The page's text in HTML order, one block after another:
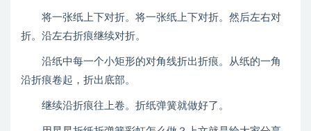
将一张纸上下对折。将一张纸上下对折。然后左右对
折。沿左右折痕继续对折。
沿纸中每一个小矩形的对角线折出折痕。从纸的一角
沿折痕卷起，折出底部。
继续沿折痕往上卷。折纸弹簧就做好了。